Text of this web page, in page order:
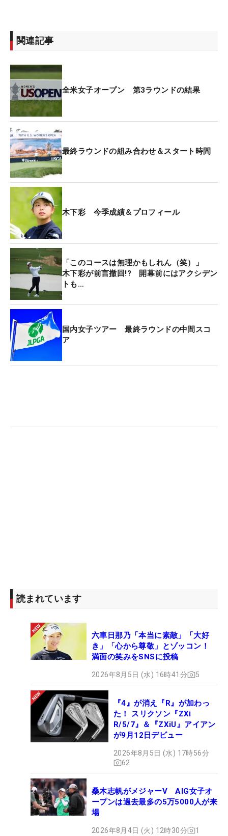
ボギー発進としたものの、続く2番パー5でバウンス
バーディとして、後半へと向かった。さらに1つ伸
ばして迎えた終盤3ホールは風が強くなりピンチが
続いたが、「ボギー1個で済んだだけ良かったな」
と耐えて、この日11人のみしかいない“赤字”を守っ
た。
初日はショットとパットがかみ合わず、流れをつか
めなかった。「フラストレーションが溜まった」と
苦しい滑り出しだったが、そのあとに「持ち球のド
ローを重点的に練習」したことでイメージが良くな
った。いつも行っているハーフショットの練習にも
取り組み、持ち味のショット力を発揮した。この日
のフェアウェイキープ率は14ホール中13回、パーオ
ンは14ホール中12回。海から吹く重たい風に負けな
い球を繰り出し、次々とチャンスメークした。
黄金世代の同級生・勝みなみとのペアリングも、う
れしかったことのひとつ。久々に18ホールを回った
が、「たわいのない話ですよ」と会話も弾んだ。
「『来なよ、こっち（米国）』って言われました。
他人事で。あいつ友達欲しいんかな（笑）」と、“あ
やたん節”も舌好調だ。
関連記事
全米女子オープン 第3ラウンドの結果
最終ラウンドの組み合わせ＆スタート時間
木下彩 今季成績＆プロフィール
「このコースは無理かもしれん（笑）」
木下彩が前言撤回!? 開幕前にはアクシデン
トも…
国内女子ツアー 最終ラウンドの中間スコ
ア
読まれています
六車日那乃「本当に素敵」「大好
き」「心から尊敬」とゾッコン！
満面の笑みをSNSに投稿
2026年8月5日 (水) 16時41分 5
『4』が消え『R』が加わっ
た！ スリクソン『ZXi
R/5/7』＆『ZXiU』アイアン
が9月12日デビュー
2026年8月5日 (水) 17時56分
62
桑木志帆がメジャーV AIG女子オ
ープンは過去最多の5万5000人が来
場
2026年8月4日 (火) 12時30分 1